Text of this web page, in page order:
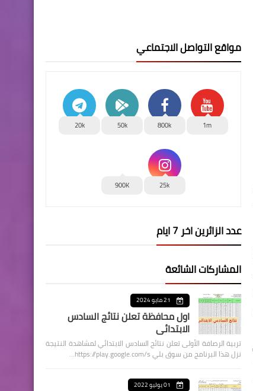
مواقع التواصل الاجتماعي
1m
800k
50k
20k
25k
900K
عدد الزائرين اخر 7 ايام
المشاركات الشائعة
21 مايو 2024
اول محافظة تعلن نتائج السادس
الابتدائي
تربية الرصافة الأولى تعلن نتائج السادس الابتدائي لمشاهدة النتيجة
نزل هذا البرنامج من سوق بلي https://play.google.com/s…
01 يوليو 2022